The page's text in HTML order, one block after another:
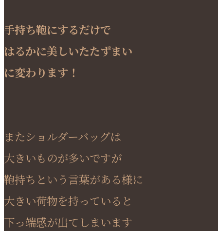
手持ち鞄にするだけで
はるかに美しいたたずまい
に変わります！
またショルダーバッグは
大きいものが多いですが
鞄持ちという言葉がある様に
大きい荷物を持っていると
下っ端感が出てしまいます